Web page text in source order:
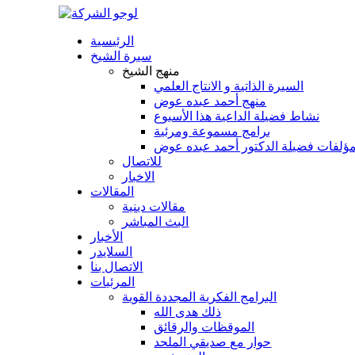
الرئيسية
سيرة الشيخ
منهج الشيخ
السيرة الذاتية و الانتاج العلمي
منهج أحمد عبده عوض
نشاط فضيلة الداعية هذا الأسبوع
برامج مسموعة ومرئية
فضيلة الدكتور أحمد عبده عوض
للاتصال
الاخبار
المقالات
مقالات دينية
البث المباشر
الأخبار
السلايدر
الاتصال بنا
المرئيات
البرامج الفكرية المجددة القوية
ذلك هدى الله
الموقظات والرقائق
حوار مع صديقي الملحد